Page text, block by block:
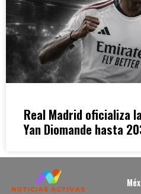
Real Madrid oficializa
Yan Diomande hasta